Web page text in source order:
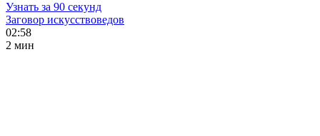
Узнать за 90 секунд
Заговор искусствоведов
02:58
2 мин